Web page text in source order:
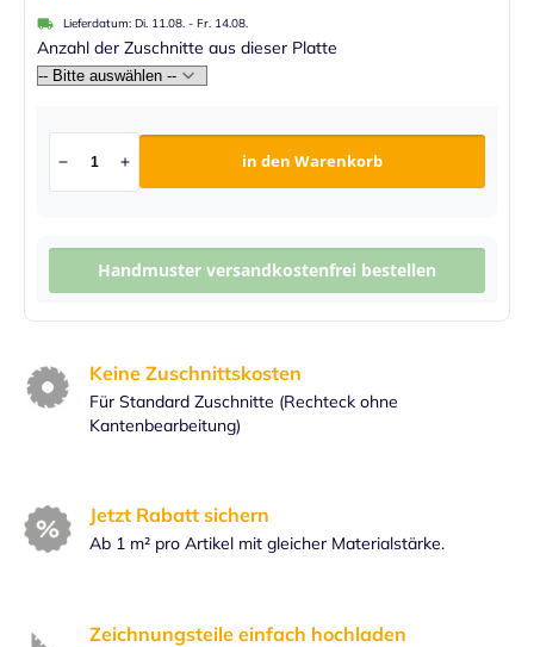
Anzahl der Zuschnitte aus dieser Platte
in den Warenkorb
Handmuster versandkostenfrei bestellen
Lieferdatum: Di. 11.08. - Fr. 14.08.
Keine Zuschnittskosten
Für Standard Zuschnitte (Rechteck ohne
Kantenbearbeitung)
Jetzt Rabatt sichern
Ab 1 m² pro Artikel mit gleicher Materialstärke.
Zeichnungsteile einfach hochladen